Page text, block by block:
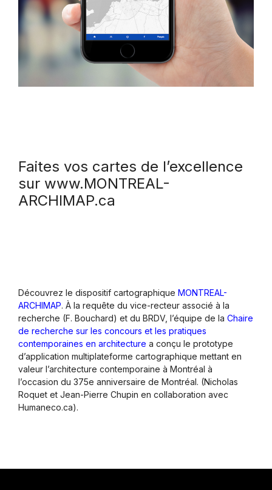
Faites vos cartes de l’excellence
sur www.MONTREAL-
ARCHIMAP.ca
Découvrez le dispositif cartographique MONTREAL-
ARCHIMAP. À la requête du vice-recteur associé à la
recherche (F. Bouchard) et du BRDV, l’équipe de la Chaire
de recherche sur les concours et les pratiques
contemporaines en architecture a conçu le prototype
d’application multiplateforme cartographique mettant en
valeur l’architecture contemporaine à Montréal à
l’occasion du 375e anniversaire de Montréal. (Nicholas
Roquet et Jean-Pierre Chupin en collaboration avec
Humaneco.ca).